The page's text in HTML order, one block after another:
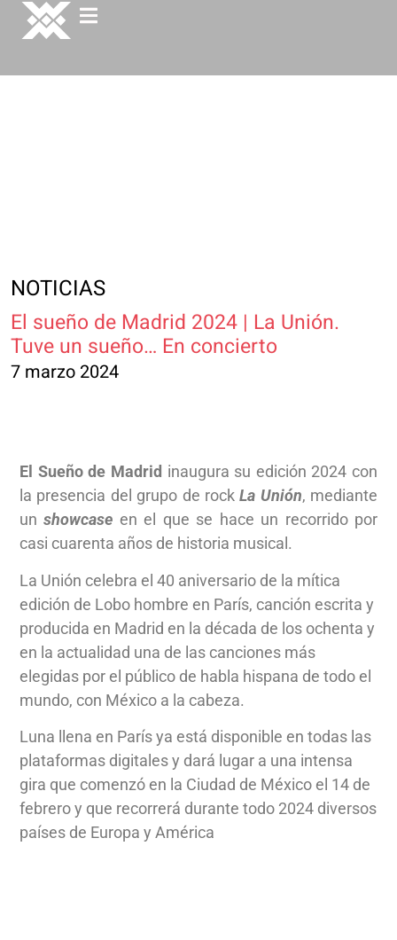
NOTICIAS
El sueño de Madrid 2024 | La Unión.
Tuve un sueño… En concierto
7 marzo 2024
El Sueño de Madrid inaugura su edición 2024 con
la presencia del grupo de rockLa Unión, mediante
unshowcase en el que se hace un recorrido por
casi cuarenta años de historia musical.
La Unión celebra el 40 aniversario de la mítica
edición de Lobo hombre en París, canción escrita y
producida en Madrid en la década de los ochenta y
en la actualidad una de las canciones más
elegidas por el público de habla hispana de todo el
mundo, con México a la cabeza.
Luna llena en París ya está disponible en todas las
plataformas digitales y dará lugar a una intensa
gira que comenzó en la Ciudad de México el 14 de
febrero y que recorrerá durante todo 2024 diversos
países de Europa y América